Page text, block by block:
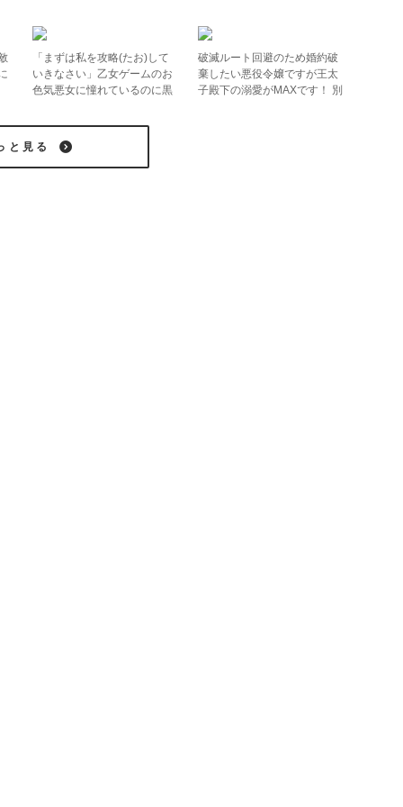
「まずは私を攻略(たお)して
いきなさい」乙女ゲームのお
色気悪女に憧れているのに黒
破滅ルート回避のため婚約破
棄したい悪役令嬢ですが王太
子殿下の溺愛がMAXです！ 別
と見る